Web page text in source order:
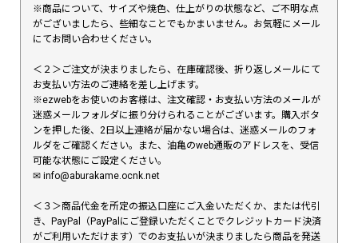
※商品について、サイズや焼色、仕上がりの状態など、ご不明な点
がございましたら、些細なことでもかまいません。お気軽にメール
にてお問い合わせください。
＜２＞ご注文が決まりましたら、在庫確認後、折り返しメールにて
お支払い方法のご連絡を差し上げます。
※ezwebをお使いのお客様は、注文確認・お支払い方法のメールが
迷惑メールフォルダに振り分けられることがございます。購入ボタ
ンを押した後、2日以上連絡が届かない場合は、迷惑メールのフォ
ルダをご確認ください。また、油亀のweb通販のアドレスを、受信
可能な状態にご設定ください。
✉︎ info@aburakame.ocnk.net
＜３＞商品代金を所定の振込口座にご入金いただくか、または代引
き、PayPal（PayPalにご登録いただくことでクレジットカード決済
がご利用いただけます）でのお支払いが決まりましたら商品を発送